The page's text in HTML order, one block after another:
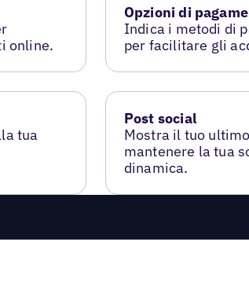
online.
Opzioni di
Indica i metodi di
per facilitare gli
tua
Post social
Mostra il tuo
mantenere la tua
dinamica.